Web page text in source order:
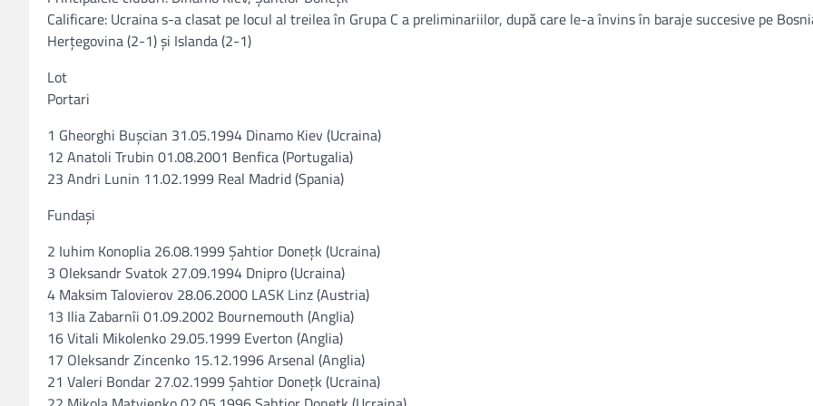
Calificare: Ucraina s-a clasat pe locul al treilea în Grupa C a preliminariilor, după care le-a învins în baraje succesive pe
Herţegovina (2-1) şi Islanda (2-1)
Lot
Portari
1 Gheorghi Buşcian 31.05.1994 Dinamo Kiev (Ucraina)
12 Anatoli Trubin 01.08.2001 Benfica (Portugalia)
23 Andri Lunin 11.02.1999 Real Madrid (Spania)
Fundaşi
2 Iuhim Konoplia 26.08.1999 Şahtior Doneţk (Ucraina)
3 Oleksandr Svatok 27.09.1994 Dnipro (Ucraina)
4 Maksim Talovierov 28.06.2000 LASK Linz (Austria)
13 Ilia Zabarnîi 01.09.2002 Bournemouth (Anglia)
16 Vitali Mikolenko 29.05.1999 Everton (Anglia)
17 Oleksandr Zincenko 15.12.1996 Arsenal (Anglia)
21 Valeri Bondar 27.02.1999 Şahtior Doneţk (Ucraina)